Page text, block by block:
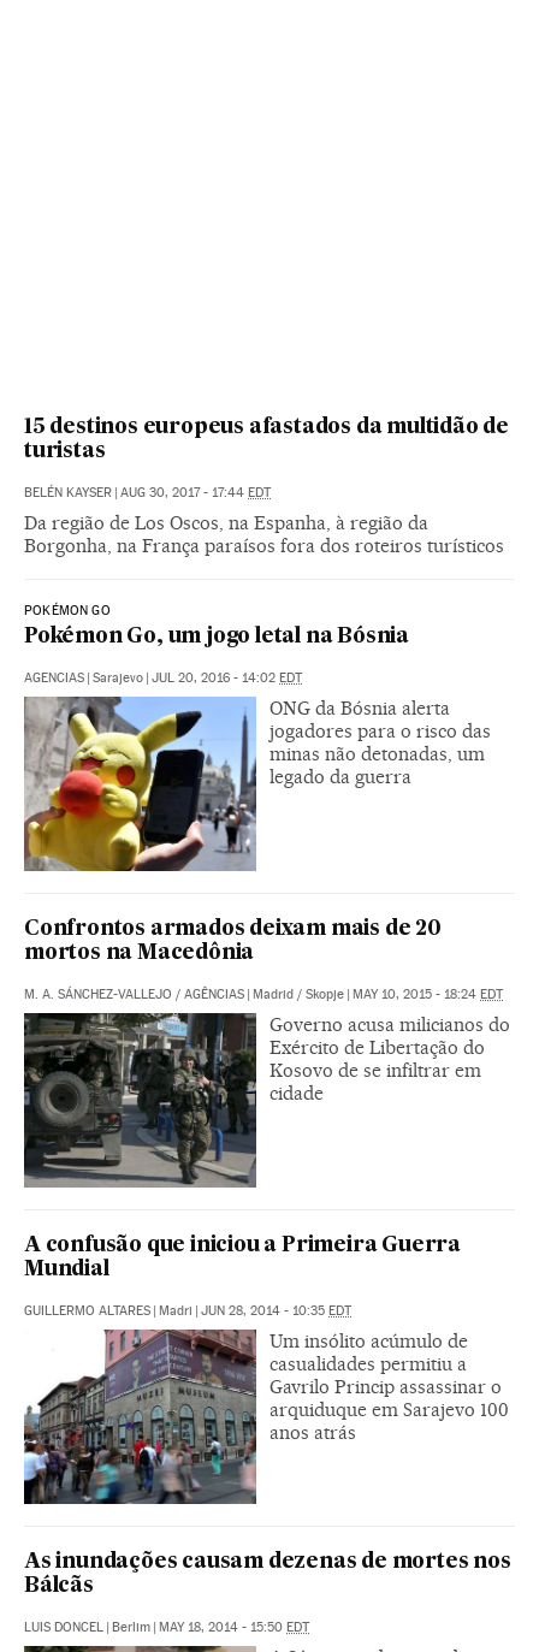
15 destinos europeus afastados da multidão de
turistas
BELÉN KAYSER AUG 30, 2017 - 17:44 EDT
Da região de Los Oscos, na Espanha, à região da
Borgonha, na França paraísos fora dos roteiros turísticos
POKÉMON GO
Pokémon Go, um jogo letal na Bósnia
AGENCIAS Sarajevo JUL 20, 2016 - 14:02 EDT
ONG da Bósnia alerta
jogadores para o risco das
minas não detonadas, um
legado da guerra
Confrontos armados deixam mais de 20
mortos na Macedônia
M. A. SÁNCHEZ-VALLEJO / AGÊNCIAS Madrid / Skopje MAY 10, 2015 - 18:24 EDT
Governo acusa milicianos do
Exército de Libertação do
Kosovo de se infiltrar em
cidade
A confusão que iniciou a Primeira Guerra
Mundial
GUILLERMO ALTARES | Madri | JUN 28, 2014 - 10:35 EDT
Um insólito acúmulo de
casualidades permitiu a
Gavrilo Princip assassinar o
arquiduque em Sarajevo 100
anos atrás
As inundações causam dezenas de mortes nos
Bálcãs
LUIS DONCEL | Berlim | MAY 18, 2014 - 15:50 EDT